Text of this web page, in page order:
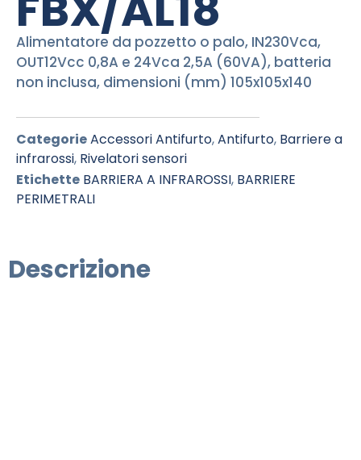
Alimentatore da pozzetto o palo, IN230Vca,
OUT12Vcc 0,8A e 24Vca 2,5A (60VA), batteria
non inclusa, dimensioni (mm) 105x105x140
CategorieAccessori Antifurto,Antifurto, Barriere a
infrarossi, Rivelatori sensori
Etichette BARRIERA A INFRAROSSI, BARRIERE
PERIMETRALI
Descrizione